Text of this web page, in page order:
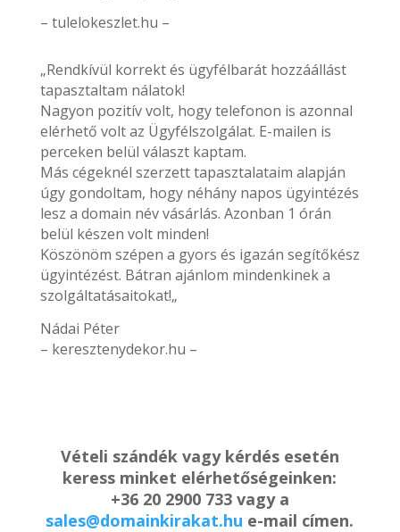
– tulelokeszlet.hu –
„Rendkívül korrekt és ügyfélbarát hozzáállást
tapasztaltam nálatok!
Nagyon pozitív volt, hogy telefonon is azonnal
elérhető volt az Ügyfélszolgálat. E-mailen is
perceken belül választ kaptam.
Más cégeknél szerzett tapasztalataim alapján
úgy gondoltam, hogy néhány napos ügyintézés
lesz a domain név vásárlás. Azonban 1 órán
belül készen volt minden!
Köszönöm szépen a gyors és igazán segítőkész
ügyintézést. Bátran ajánlom mindenkinek a
szolgáltatásaitokat!„
Nádai Péter
– keresztenydekor.hu –
Vételi szándék vagy kérdés esetén
keress minket elérhetőségeinken:
+36 20 2900 733 vagy a
sales@domainkirakat.hu e-mail címen.